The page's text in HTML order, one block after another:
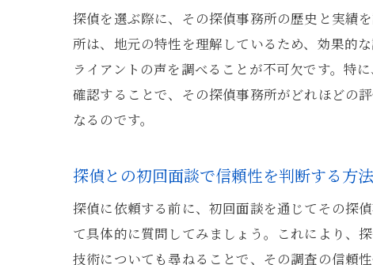
探偵を選ぶ際に、その探偵事務所の歴史と実績
所は、地元の特性を理解しているため、効果的
ライアントの声を調べることが不可欠です。特
確認することで、その探偵事務所がどれほどの
なるのです。
探偵との初回面談で信頼性を判断する方法
探偵に依頼する前に、初回面談を通じてその探
て具体的に質問してみましょう。これにより、
技術についても尋ねることで、その調査の信頼